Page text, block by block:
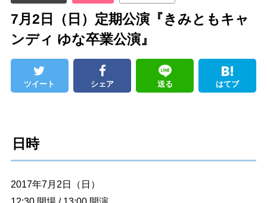
7月2日（日）定期公演『きみともキャ
ンディ ゆな卒業公演』
ツイート シェア 送る はてブ
日時
2017年7月2日（日）